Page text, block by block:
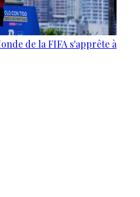
de la FIFA s'apprête à